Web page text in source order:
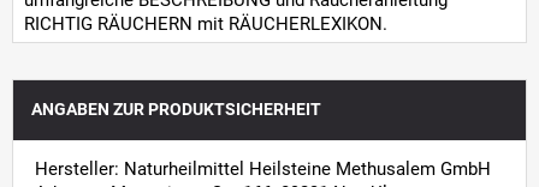
RICHTIG RÄUCHERN mit RÄUCHERLEXIKON.
ANGABEN ZUR PRODUKTSICHERHEIT
Hersteller: Naturheilmittel Heilsteine Methusalem GmbH